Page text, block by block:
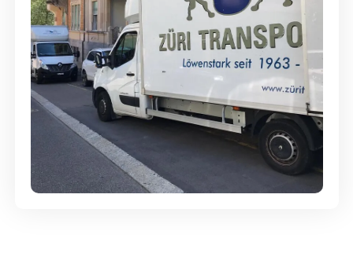
Günstige Umzüge - Hervorragender
Service